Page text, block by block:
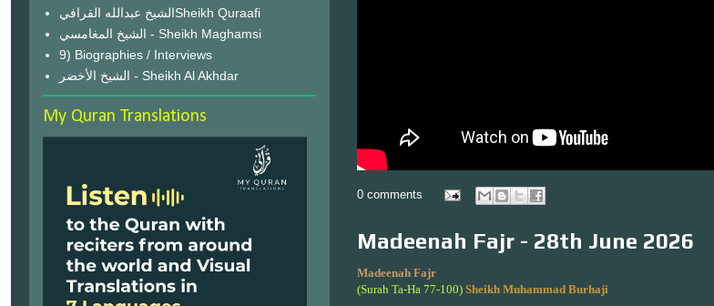
0 comments
Madeenah Fajr - 28th June 2026
Madeenah Fajr
(Surah Ta-Ha 77-100) Sheikh Muhammad Burhaji
الشيخ عبدالله القرافيSheikh Quraafi
الشيخ المغامسي - Sheikh Maghamsi
9) Biographies / Interviews
الشيخ الأخضر - Sheikh Al Akhdar
My Quran Translations